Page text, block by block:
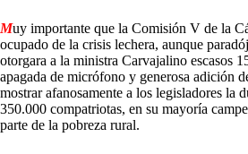
Muy importante que la Comisión V de la
ocupado de la crisis lechera, aunque
otorgara a la ministra Carvajalino escasos
apagada de micrófono y generosa adición
mostrar afanosamente a los legisladores la
350.000 compatriotas, en su mayoría
parte de la pobreza rural.